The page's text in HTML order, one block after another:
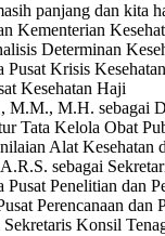
panjang dan kita
Kementerian
Determinan
Krisis Kesehatan
Kesehatan Haji
M.H. sebagai
Tata Kelola Obat
Alat Kesehatan
sebagai
Penelitian dan
Perencanaan dan
Konsil